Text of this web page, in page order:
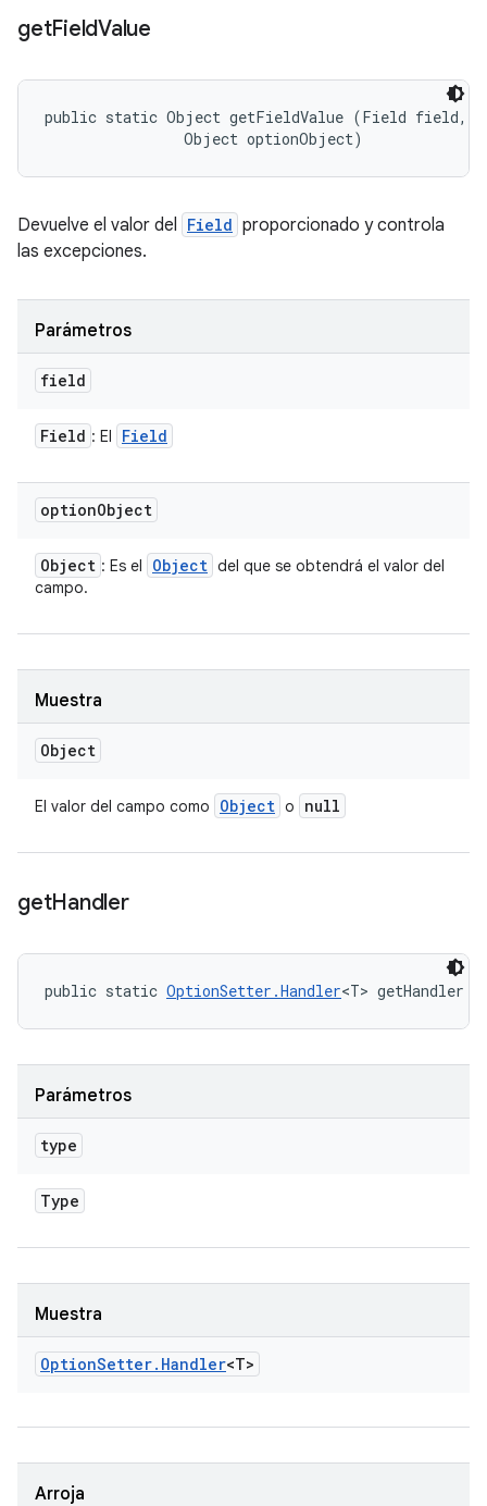
getFieldValue
public static Object getFieldValue (Field field,
                Object optionObject)
Devuelve el valor del Field proporcionado y controla
las excepciones.
Parámetros
field
Field : El Field
optionObject
Object : Es el Object del que se obtendrá el valor del
campo.
Muestra
Object
El valor del campo como Object o null
getHandler
public static OptionSetter.Handler<T> getHandler
Parámetros
type
Type
Muestra
OptionSetter. Handler<T>
Arroja